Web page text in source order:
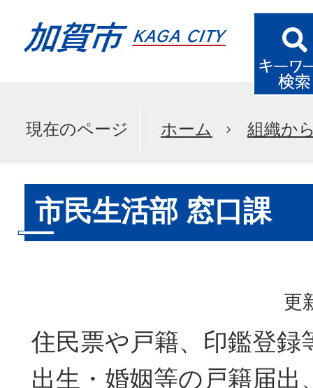
現在のページ ホーム 組織か
市民生活部 窓口課
更
住民票や戸籍、印鑑登録
出生・婚姻等の戸籍届出